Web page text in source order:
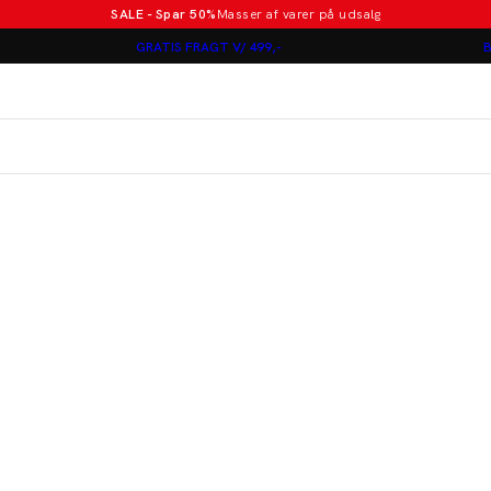
SALE - Spar 50%Masser af varer på udsalg
GRATIS FRAGT V/ 499,-Poloer i nye farver
Jakkesæt fra 1499 kr.
Lindbergh